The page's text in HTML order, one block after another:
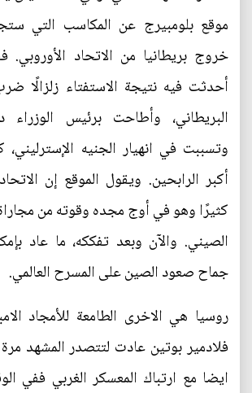
موقع بلومبيرج عن المكاسب التي
خروج بريطانيا من الاتحاد الأوروبي.
أحدثت فيه نتيجة الاستفتاء زلزالًا
البريطاني، وأطاحت برئيس الوزراء
وتسببت في انهيار الجنيه
أكبر الرابحين. ويقول الموقع إن
كثيرًا وهو في أوج مجده وقوته من
الصيني. والآن وبعد تفككه، ما عاد
جماح صعود الصين على المسرح العالمي.
روسيا هي الاخرى الطامعة للأمجاد
فلادمير بوتين عادت لتتصدر المشهد
ايضا مع ارتباك المعسكر الغربي ففي